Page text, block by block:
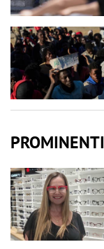
PROMINENTI